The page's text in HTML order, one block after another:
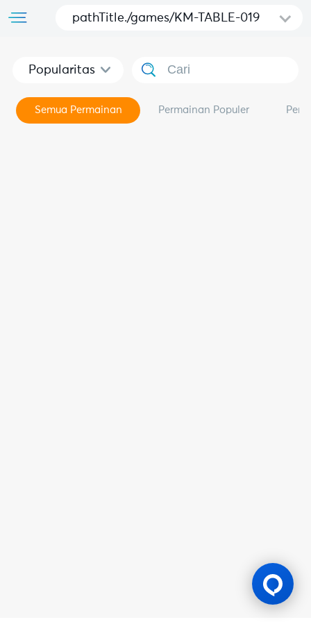
pathTitle./games/KM-TABLE-019
Popularitas
Semua Permainan Permainan Populer